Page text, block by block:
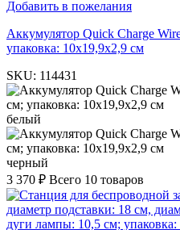
Добавить в пожелания
Аккумулятор Quick Charge
упаковка: 10х19,9х2,9 см
SKU: 114431
белый
черный
3 370 ₽ Всего 10 товаров